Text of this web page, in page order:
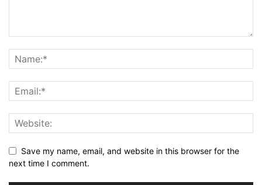
Save my name, email, and website in this browser for the
next time I comment.